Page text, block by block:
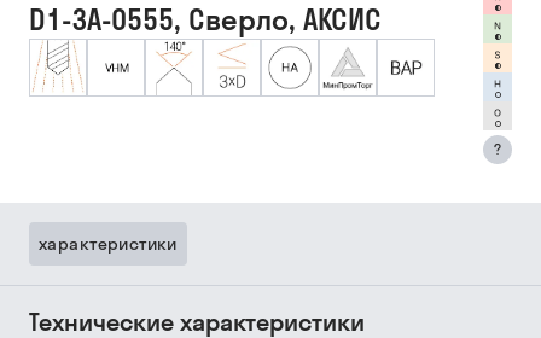
D1-3A-0555, Сверло, АКСИС
?
характеристики
Технические характеристики